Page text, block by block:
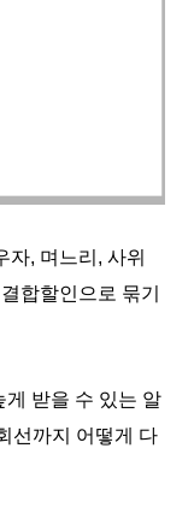
자, 며느리, 사위
합할인으로 묶기
게 받을 수 있는 알
선까지 어떻게 다